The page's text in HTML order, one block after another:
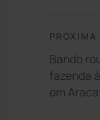
Bando
fazenda
em